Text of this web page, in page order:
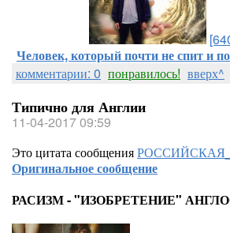
Человек, который почти не спит и
комментарии: 0 понравилось! вверх^
Типично для Англии
11-04-2017 09:59
Это цитата сообщения
Оригинальное сообщение
РАСИЗМ - "ИЗОБРЕТЕНИЕ"